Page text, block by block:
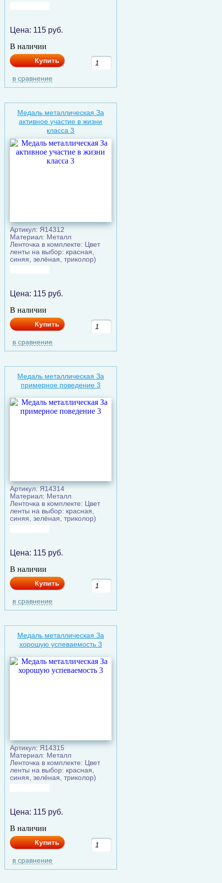
Цена: 115руб.
В наличии
Купить
в сравнение
Медаль металлическая За
активное участие в жизни
класса 3
Артикул: Я14312
Материал: Металл
Ленточка в комплекте: Цвет
ленты на выбор: красная,
синяя, зелёная, триколор)
Цена: 115руб.
В наличии
Купить
в сравнение
Медаль металлическая За
примерное поведение 3
Артикул: Я14314
Материал: Металл
Ленточка в комплекте: Цвет
ленты на выбор: красная,
синяя, зелёная, триколор)
Цена: 115руб.
В наличии
Купить
в сравнение
Медаль металлическая За
хорошую успеваемость 3
Артикул: Я14315
Материал: Металл
Ленточка в комплекте: Цвет
ленты на выбор: красная,
синяя, зелёная, триколор)
Цена: 115руб.
В наличии
Купить
в сравнение